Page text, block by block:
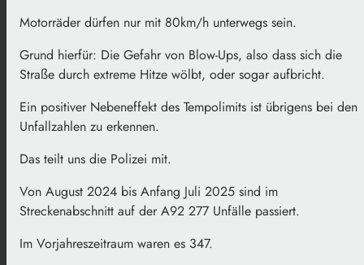
Motorräder dürfen nur mit 80km/h unterwegs sein.
Grund hierfür: Die Gefahr von Blow-Ups, also dass sich die
Straße durch extreme Hitze wölbt, oder sogar aufbricht.
Ein positiver Nebeneffekt des Tempolimits ist übrigens bei den
Unfallzahlen zu erkennen.
Das teilt uns die Polizei mit.
Von August 2024 bis Anfang Juli 2025 sind im
Streckenabschnitt auf der A92 277 Unfälle passiert.
Im Vorjahreszeitraum waren es 347.